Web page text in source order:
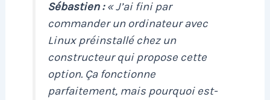
Sébastien :« J’ai fini par
commander un ordinateur avec
Linux préinstallé chez un
constructeur qui propose cette
option. Ça fonctionne
parfaitement, mais pourquoi est-